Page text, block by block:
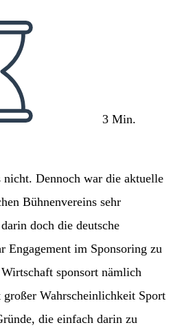
3 Min.
Dennoch war die aktuelle
Bühnenvereins sehr
doch die deutsche
Engagement im Sponsoring zu
sponsort nämlich
Wahrscheinlichkeit Sport
die einfach darin zu